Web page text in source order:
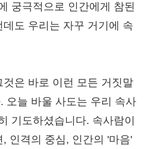
궁극적으로 인간에게 참된
도 우리는 자꾸 거기에 속
은 바로 이런 모든 거짓말
오늘 바울 사도는 우리 속사
기도하셨습니다. 속사람이
인격의 중심, 인간의 '마음'